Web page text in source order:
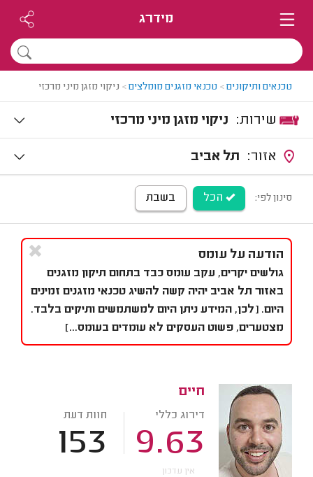
מידרג
טכנאים ותיקונים> טכנאי מזגנים מומלצים> ניקוי מזגן מיני מרכזי
ניקוי מזגן מיני מרכזי
תל אביב
סינון לפי: הכל בשבת
הודעה על עומס
גולשים יקרים, עקב עומס כבד בתחום תיקון מזגנים
באזור תל אביב יהיה קשה להשיג טכנאי מזגנים זמינים
היום. [לכן, המידע ניתן היום למשתמשים ותיקים בלבד.
מצטערים, פשוט העסקים לא עומדים בעומס...]
חיים
דירוג כללי
9.63
חוות דעת
153
אין עדכון